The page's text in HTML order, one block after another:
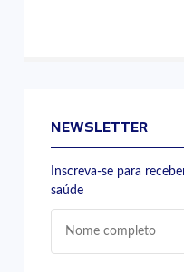
NEWSLETTER
Inscreva-se para
saúde